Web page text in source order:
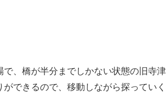
、橋が半分までしかない状態の旧寺津
できるので、移動しながら探ってい